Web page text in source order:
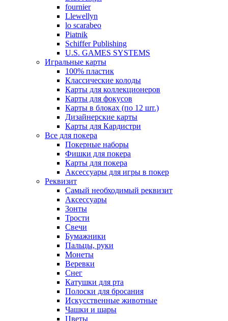
fournier
Llewellyn
lo scarabeo
Piatnik
Schiffer Publishing
U.S. GAMES SYSTEMS
Игральные карты
100% пластик
Классические колоды
Карты для коллекционеров
Карты для фокусов
Карты в блоках (по 12 шт.)
Дизайнерские карты
Карты для Кардистри
Все для покера
Покерные наборы
Фишки для покера
Карты для покера
Аксессуары для игры в покер
Реквизит
Самый необходимый реквизит
Аксессуары
Зонты
Трости
Свечи
Бумажники
Пальцы, руки
Монеты
Веревки
Снег
Катушки для рта
Полоски для бросания
Искусственные животные
Чашки и шары
Цветы